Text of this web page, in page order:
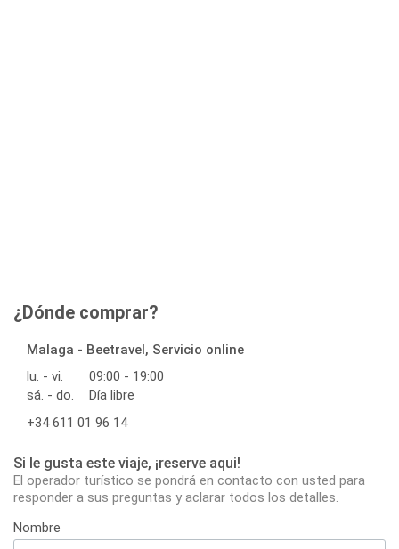
¿Dónde comprar?
Malaga - Beetravel, Servicio online
lu. - vi.
09:00 - 19:00
sá. - do.
Día libre
+34 611 01 96 14
Si le gusta este viaje, ¡reserve aqui!
El operador turístico se pondrá en contacto con usted para
responder a sus preguntas y aclarar todos los detalles.
Nombre